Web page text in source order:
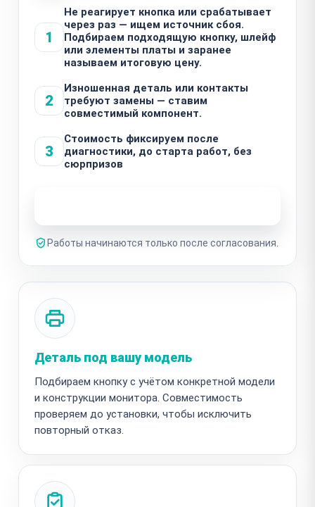
1
Не реагирует кнопка или срабатывает
через раз — ищем источник сбоя.
Подбираем подходящую кнопку, шлейф
или элементы платы и заранее
называем итоговую цену.
2
Изношенная деталь или контакты
требуют замены — ставим
совместимый компонент.
3
Стоимость фиксируем после
диагностики, до старта работ, без
сюрпризов
Работы начинаются только после согласования.
Деталь под вашу модель
Подбираем кнопку с учётом конкретной модели
и конструкции монитора. Совместимость
проверяем до установки, чтобы исключить
повторный отказ.